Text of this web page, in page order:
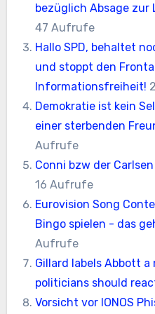
bezüglich Absage
47 Aufrufe
Hallo SPD, behaltet
und stoppt den
Informationsfreiheit!
Demokratie ist kein
einer sterbenden
Aufrufe
Conni bzw der
16 Aufrufe
Eurovision Song
Bingo spielen - das
Aufrufe
Gillard labels Abbott
politicians should
Vorsicht vor IONOS